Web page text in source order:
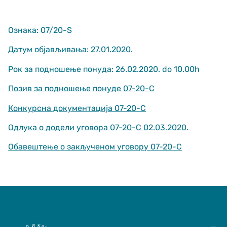
Ознака: 07/20-S
Датум објављивања: 27.01.2020.
Рок за подношење понуда: 26.02.2020. do 10.00h
Позив за подношење понуде 07-20-С
Конкурсна документација 07-20-С
Одлука о додели уговора 07-20-С 02.03.2020.
Обавештење о закљученом уговору 07-20-С
Неопходно
cookies are
They are
the website
the website's